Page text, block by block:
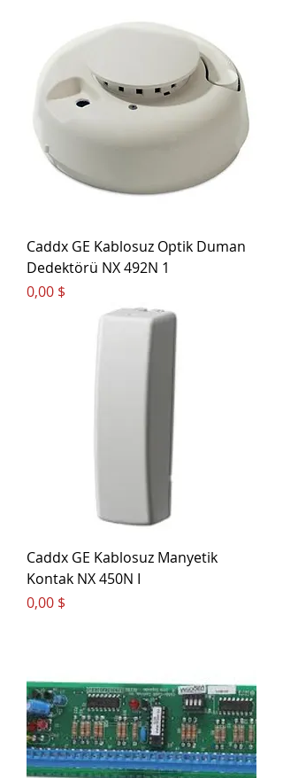
Caddx GE Kablosuz Optik Duman
Dedektörü NX 492N 1
Цена
0,00 $
Caddx GE Kablosuz Manyetik
Kontak NX 450N I
Цена
0,00 $